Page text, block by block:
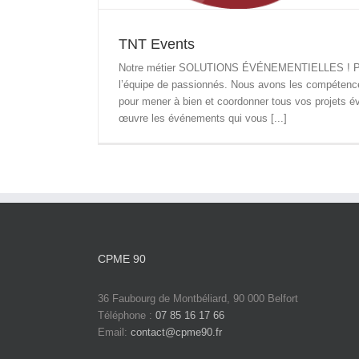
TNT Events
Notre métier SOLUTIONS ÉVÉNEMENTIELLES !
l’équipe de passionnés. Nous avons les
pour mener à bien et coordonner tous vos projets
œuvre les événements qui vous [...]
CPME 90
36 Faubourg de Montbéliard, 90 000 Belfort
Téléphone : 07 85 16 17 66
Email: contact@cpme90.fr